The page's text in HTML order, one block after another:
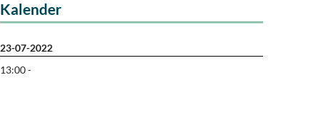
Kalender
23-07-2022
13:00 -